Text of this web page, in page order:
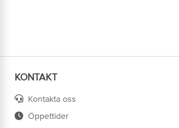
KONTAKT
Kontakta oss
Öppettider